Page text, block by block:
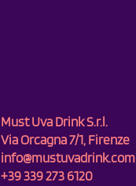
Must Uva Drink S.r.l.
Via Orcagna 7/1, Firenze
info@mustuvadrink.com
+39 339 273 6120